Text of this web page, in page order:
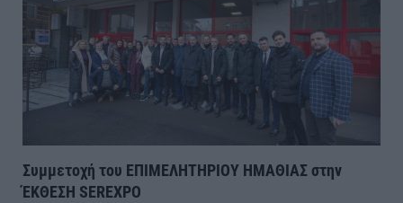
Συμμετοχή του ΕΠΙΜΕΛΗΤΗΡΙΟΥ ΗΜΑΘΙΑΣ στην
ΈΚΘΕΣΗ SEREXPO